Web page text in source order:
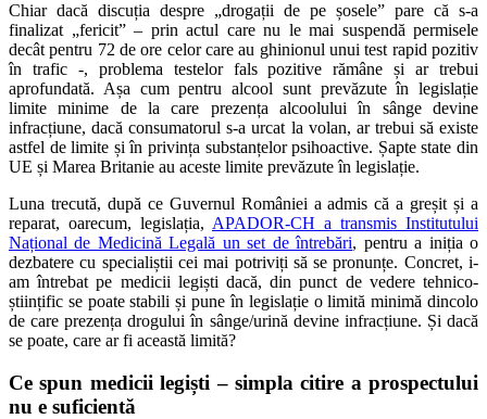
Chiar dacă discuția despre „drogații de pe șosele” pare că s-a
finalizat „fericit” – prin actul care nu le mai suspendă permisele
decât pentru 72 de ore celor care au ghinionul unui test rapid pozitiv
în trafic -, problema testelor fals pozitive rămâne și ar trebui
aprofundată. Așa cum pentru alcool sunt prevăzute în legislație
limite minime de la care prezența alcoolului în sânge devine
infracțiune, dacă consumatorul s-a urcat la volan, ar trebui să existe
astfel de limite și în privința substanțelor psihoactive. Șapte state din
UE și Marea Britanie au aceste limite prevăzute în legislație.
Luna trecută, după ce Guvernul României a admis că a greșit și a
reparat, oarecum, legislația, APADOR-CH a transmis Institutului
Național de Medicină Legală un set de întrebări, pentru a iniția o
dezbatere cu specialiștii cei mai potriviți să se pronunțe. Concret, i-
am întrebat pe medicii legiști dacă, din punct de vedere tehnico-
științific se poate stabili și pune în legislație o limită minimă dincolo
de care prezența drogului în sânge/urină devine infracțiune. Și dacă
se poate, care ar fi această limită?
Ce spun medicii legiști – simpla citire a prospectului
nu e suficientă